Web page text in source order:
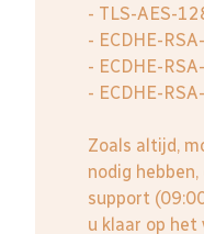
- TLS-AES-
- ECDHE-
- ECDHE-
- ECDHE-
Zoals altijd,
nodig
support
u klaar op het